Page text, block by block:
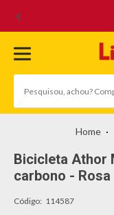
Bicicleta Athor
carbono - Rosa
Código: 114587